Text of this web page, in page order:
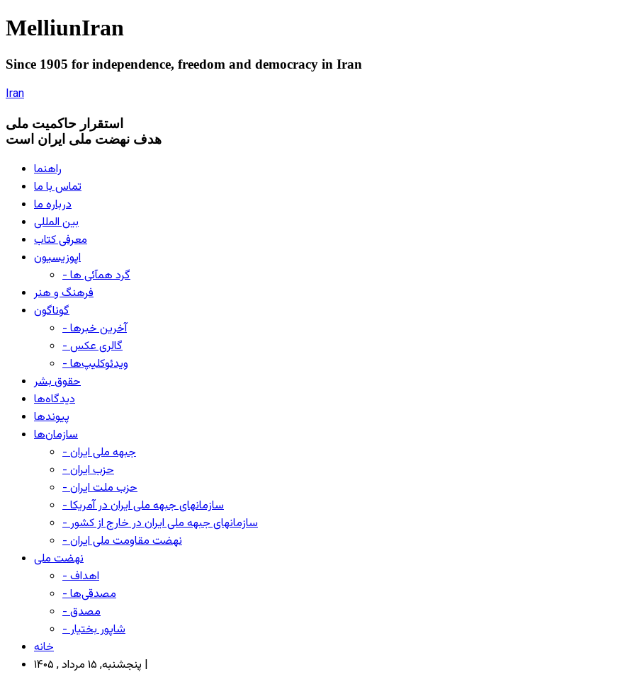
MelliunIran
Since 1905 for independence, freedom and democracy in Iran
Iran
استقرار حاکميت ملی
هدف نهضت ملی ایران است
راهنما
تماس با ما
درباره ما
بین المللی
معرفی کتاب
اپوزیسیون
- گرد همآئی ها
فرهنگ و هنر
گوناگون
- آخرین خبرها
- گالری عکس
- ویدئوکلیپ‌ها
حقوق بشر
دیدگاه‌ها
پیوندها
سازمان‌ها
- جبهه ملی ایران
- حزب ایران
- حزب ملت ایران
- سازمانهای جبهه ملی ایران در آمریکا
- سازمانهای جبهه ملی ایران در خارج از کشور
- نهضت مقاومت ملی ایران
نهضت ملی
- اهداف
- مصدقی‌ها
- مصدق
- شاپور بختیار
خانه
پنجشنبه, ۱۵ مرداد , ۱۴۰۵ |